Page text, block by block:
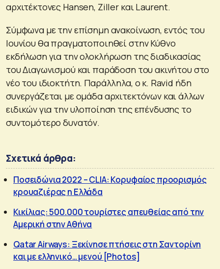
αρχιτέκτονες Hansen, Ziller και Laurent.
Σύμφωνα με την επίσημη ανακοίνωση, εντός του
Ιουνίου θα πραγματοποιηθεί στην Κύθνο
εκδήλωση για την ολοκλήρωση της διαδικασίας
του Διαγωνισμού και παράδοση του ακινήτου στο
νέο του ιδιοκτήτη. Παράλληλα, ο κ. Ravid ήδη
συνεργάζεται με ομάδα αρχιτεκτόνων και άλλων
ειδικών για την υλοποίηση της επένδυσης το
συντομότερο δυνατόν.
Σχετικά άρθρα:
Ποσειδώνια 2022 – CLIA: Κορυφαίος προορισμός
κρουαζιέρας η Ελλάδα
Κικίλιας: 500.000 τουρίστες απευθείας από την
Αμερική στην Αθήνα
Qatar Airways: Ξεκίνησε πτήσεις στη Σαντορίνη
και με ελληνικό… μενού [Photos]